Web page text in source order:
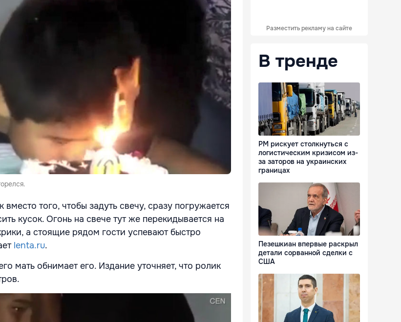
того, чтобы задуть свечу, сразу погружается
кусок. Огонь на свече тут же перекидывается на
а стоящие рядом гости успевают быстро
lenta.ru.
мать обнимает его. Издание уточняет, что ролик
Разместить рекламу на сайте
В тренде
РМ рискует столкнуться с
логистическим кризисом из-
за заторов на украинских
границах
Пезешкиан впервые раскрыл
детали сорванной сделки с
США